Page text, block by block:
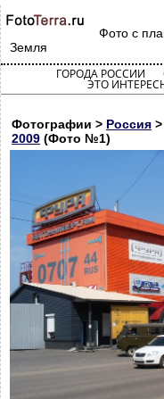
Фото с
Земля
ГОРОДА РОССИИ
ЭТО
Фотографии > Россия >
2009 (Фото №1)